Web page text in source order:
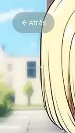
Atrás